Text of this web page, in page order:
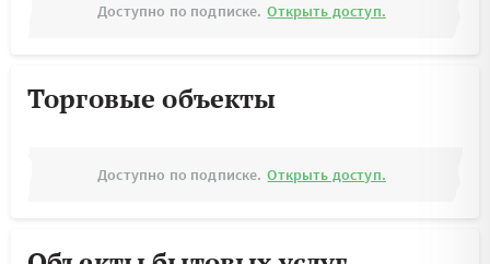
Доступно по подписке. Открыть доступ.
Торговые объекты
Доступно по подписке. Открыть доступ.